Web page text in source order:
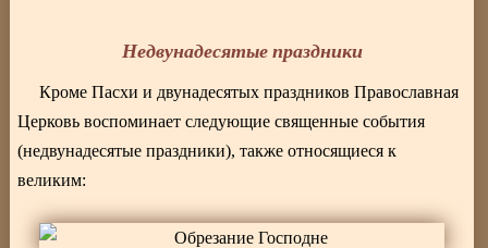
Недвунадесятые праздники
Кроме Пасхи и двунадесятых праздников Православная
Церковь воспоминает следующие священные события
(недвунадесятые праздники), также относящиеся к
великим: